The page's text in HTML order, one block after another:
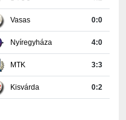
Nyíregyháza 4:0
MTK 3:3
Kisvárda 0:2